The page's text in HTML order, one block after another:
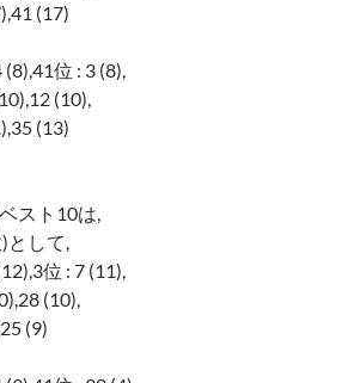
(17)
位 : 3 (8),
(10),
(13)
スト10は,
として,
位 : 7 (11),
(10),
(9)